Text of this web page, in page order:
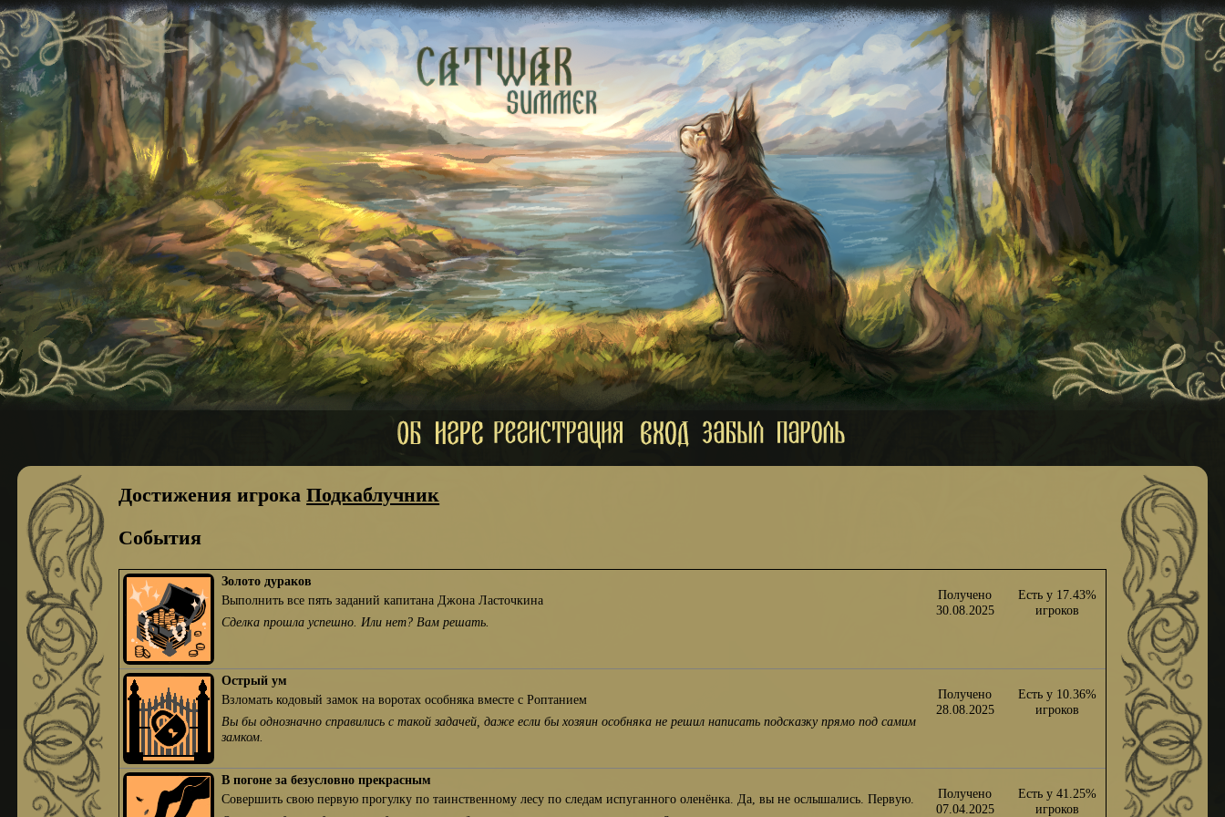
Достижения игрокаПодкаблучник
События
Золото дураков
Выполнить все пять заданий капитана Джона Ласточкина
Сделка прошла успешно. Или нет? Вам решать.
Получено
30.08.2025
Есть у 17.43%
игроков
Острый ум
Взломать кодовый замок на воротах особняка вместе с Роптанием
Вы бы однозначно справились с такой задачей, даже если бы хозяин особняка не решил написать подсказку прямо под самим
замком.
Получено
28.08.2025
Есть у 10.36%
игроков
В погоне за безусловно прекрасным
Совершить свою первую прогулку по таинственному лесу по следам испуганного оленёнка. Да, вы не ослышались. Первую.
Получено
07.04.2025
Есть у 41.25%
игроков